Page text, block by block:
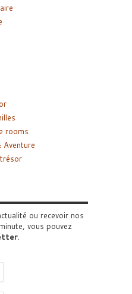
rooms
Aventure
ou recevoir nos
vous pouvez
.